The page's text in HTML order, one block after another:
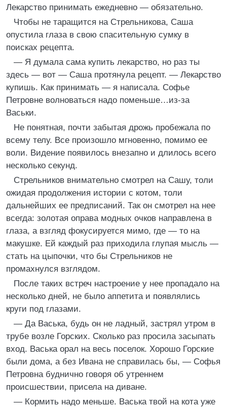
Лекарство принимать ежедневно — обязательно.
Чтобы не таращится на Стрельникова, Саша
опустила глаза в свою спасительную сумку в
поисках рецепта.
— Я думала сама купить лекарство, но раз ты
здесь — вот — Саша протянула рецепт. — Лекарство
купишь. Как принимать — я написала. Софье
Петровне волноваться надо поменьше…из-за
Васьки.
Не понятная, почти забытая дрожь пробежала по
всему телу. Все произошло мгновенно, помимо ее
воли. Видение появилось внезапно и длилось всего
несколько секунд.
Стрельников внимательно смотрел на Сашу, толи
ожидая продолжения истории с котом, толи
дальнейших ее предписаний. Так он смотрел на нее
всегда: золотая оправа модных очков направлена в
глаза, а взгляд фокусируется мимо, где — то на
макушке. Ей каждый раз приходила глупая мысль —
стать на цыпочки, что бы Стрельников не
промахнулся взглядом.
После таких встреч настроение у нее пропадало на
несколько дней, не было аппетита и появлялись
круги под глазами.
— Да Васька, будь он не ладный, застрял утром в
трубе возле Горских. Сколько раз просила засыпать
вход. Васька орал на весь поселок. Хорошо Горские
были дома, а без Ивана не справилась бы, — Софья
Петровна буднично говоря об утреннем
происшествии, присела на диване.
— Кормить надо меньше. Васька твой на кота уже